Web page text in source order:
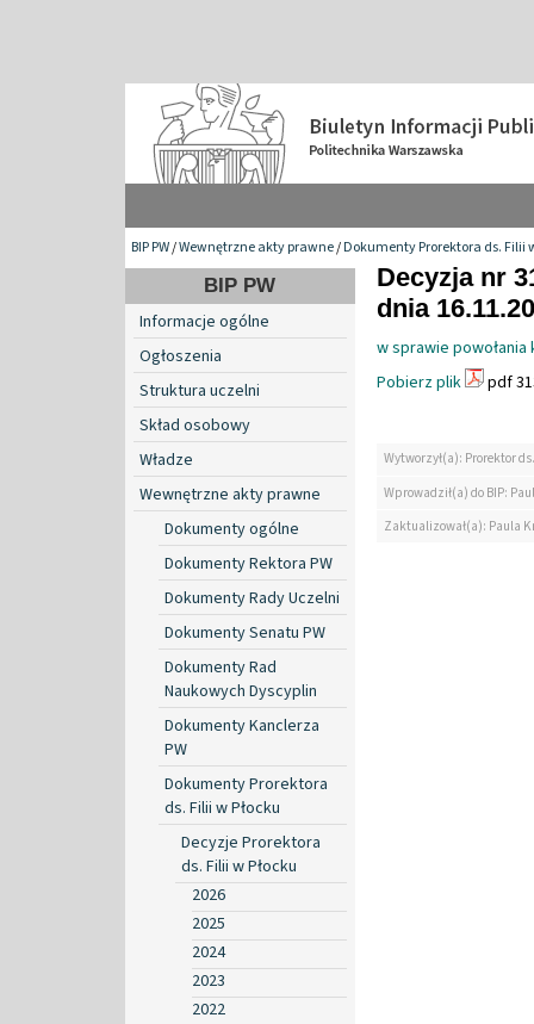
BIP PW/Wewnętrzne akty prawne/Dokumenty Prorektora ds. Filii
BIP PW
Informacje ogólne
Ogłoszenia
Struktura uczelni
Skład osobowy
Władze
Wewnętrzne akty prawne
Dokumenty ogólne
Dokumenty Rektora PW
Dokumenty Rady Uczelni
Dokumenty Senatu PW
Dokumenty Rad
Naukowych Dyscyplin
Dokumenty Kanclerza
PW
Dokumenty Prorektora
ds. Filii w Płocku
Decyzje Prorektora
ds. Filii w Płocku
2026
2025
2024
2023
2022
Decyzja nr
dnia
w sprawie
Pobierz plik
pdf
Wytworzył(a): Prorektor
Wprowadził(a) do BIP:
Zaktualizował(a): Paula